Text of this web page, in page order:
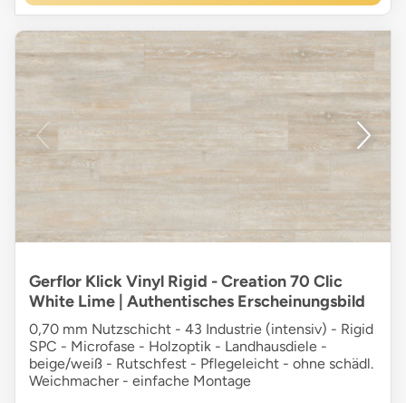
Gerflor Klick Vinyl Rigid - Creation 70 Clic
White Lime | Authentisches Erscheinungsbild
0,70 mm Nutzschicht - 43 Industrie (intensiv) - Rigid
SPC - Microfase - Holzoptik - Landhausdiele -
beige/weiß - Rutschfest - Pflegeleicht - ohne schädl.
Weichmacher - einfache Montage